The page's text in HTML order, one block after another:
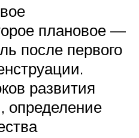
плановое —
после первого
развития
определение